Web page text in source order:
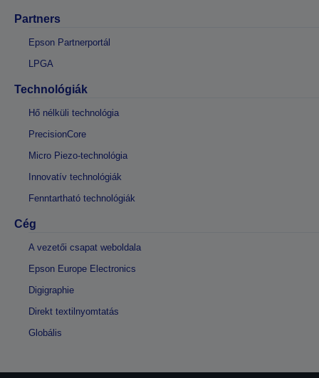
Partners
Epson Partnerportál
LPGA
Technológiák
Hő nélküli technológia
PrecisionCore
Micro Piezo-technológia
Innovatív technológiák
Fenntartható technológiák
Cég
A vezetői csapat weboldala
Epson Europe Electronics
Digigraphie
Direkt textilnyomtatás
Globális